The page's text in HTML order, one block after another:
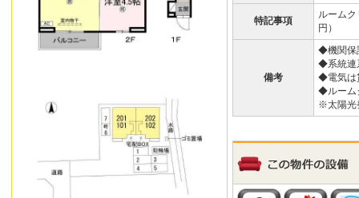
特記事項
ルーム
円）
備考
◆機関保
◆系統連
◆電気は
◆ルーム
※太陽光